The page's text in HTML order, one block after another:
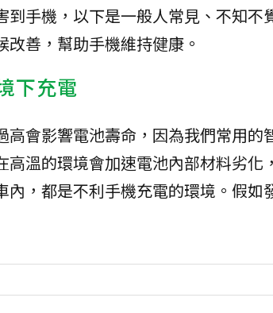
到手機，以下是一般人常見、不知不
善，幫助手機維持健康。
下充電
高會影響電池壽命，因為我們常用的
高溫的環境會加速電池內部材料劣化
內，都是不利手機充電的環境。假如